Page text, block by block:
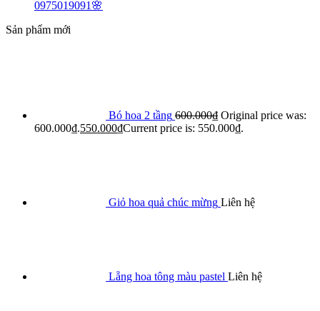
0975019091🌸
Sản phẩm mới
Bó hoa 2 tầng 600.000₫ Original price was:
600.000₫.550.000₫Current price is: 550.000₫.
Giỏ hoa quả chúc mừng Liên hệ
Lẵng hoa tông màu pastel Liên hệ